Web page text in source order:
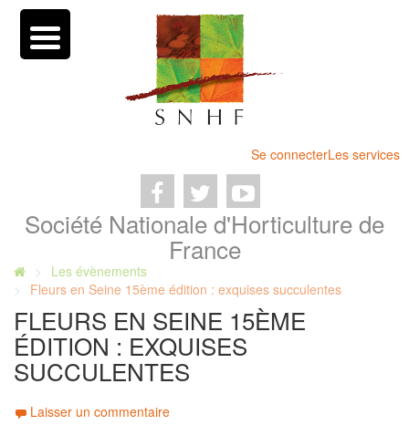
Se connecterLes services
Société Nationale d'Horticulture de
France
Les évènements
Fleurs en Seine 15ème édition : exquises succulentes
FLEURS EN SEINE 15ÈME
ÉDITION : EXQUISES
SUCCULENTES
Laisser un commentaire